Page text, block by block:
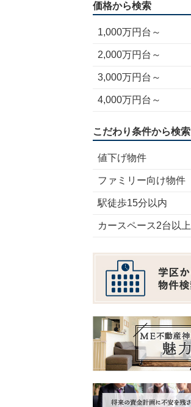
価格から検索
1,000万円台～
2,000万円台～
3,000万円台～
4,000万円台～
こだわり条件から検索
値下げ物件
ファミリー向け物件
駅徒歩15分以内
カースペース2台以上